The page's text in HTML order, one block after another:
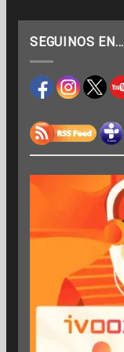
SEGUINOS EN…